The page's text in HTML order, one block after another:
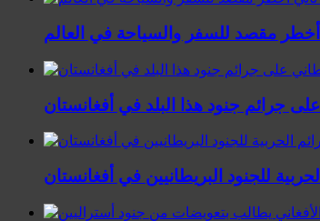
أخطر مقصد للسفر والسياحة في العالم
جرائم جنود هذا البلد في أفغانستان
للجنود البريطانيین في أفغانستان